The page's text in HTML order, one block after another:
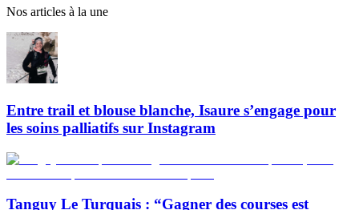
Nos articles à la une
Entre trail et blouse blanche, Isaure s’engage pour
les soins palliatifs sur Instagram
Tanguy Le Turquais : “Gagner des courses est